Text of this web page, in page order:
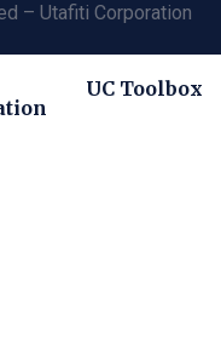
– Utafiti Corporation
UC Toolbox